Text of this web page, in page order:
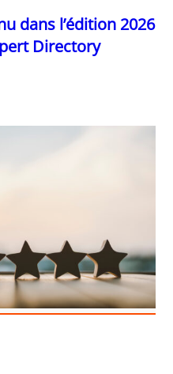
dans l’édition 2026
Directory